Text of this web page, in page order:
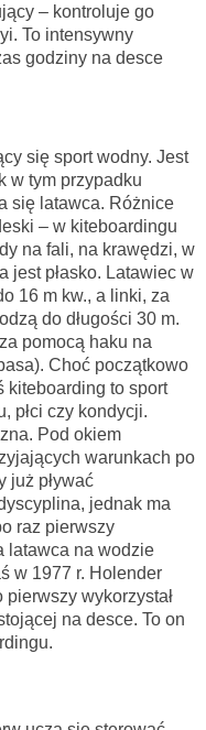
– kontroluje go
To intensywny
godziny na desce
się sport wodny. Jest
w tym przypadku
się latawca. Różnice
– w kiteboardingu
na fali, na krawędzi, w
jest płasko. Latawiec w
16 m kw., a linki, za
do długości 30 m.
pomocą haku na
Choć początkowo
kiteboarding to sport
płci czy kondycji.
Pod okiem
warunkach po
już pływać
jednak ma
raz pierwszy
latawca na wodzie
w 1977 r. Holender
wykorzystał
na desce. To on